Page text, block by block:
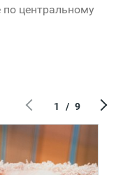
по центральному
1 / 9